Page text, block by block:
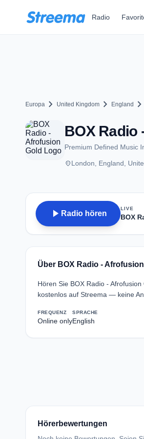
Radio
Europa chevron_right United Kingdom chevron_right England chevron_right
BOX Radio
Premium Defined Music
placeLondon, England,
play_arrow Radio hören
LIVE
BOX
Über BOX Radio -
Hören Sie BOX Radio -
kostenlos auf Streema — keine
FREQUENZ
Online only
SPRACHE
English
Hörerbewertungen